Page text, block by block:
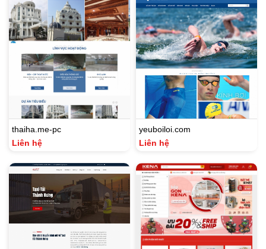
thaiha.me-pc
Liên hệ
yeuboiloi.com
Liên hệ